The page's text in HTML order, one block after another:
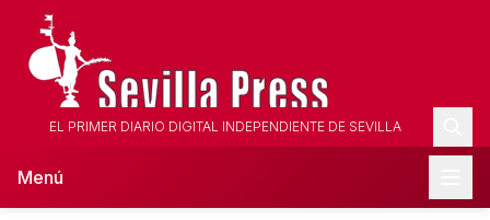
EL PRIMER DIARIO DIGITAL INDEPENDIENTE DE SEVILLA
Menú